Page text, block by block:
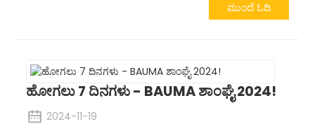
ಮುಂದೆ ಓದಿ
ಹೋಗಲು 7 ದಿನಗಳು - BAUMA ಶಾಂಘೈ 2024!
2024-11-19